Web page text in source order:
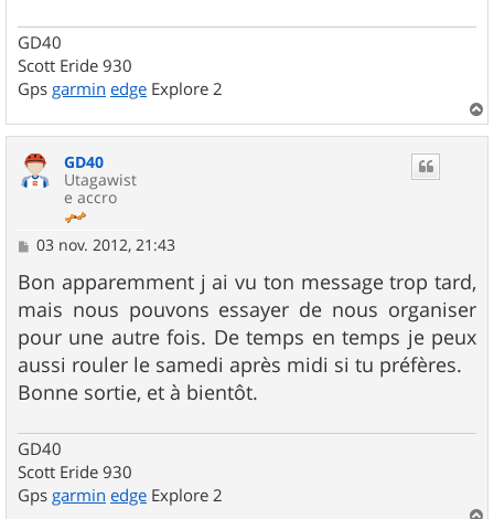
GD40
Scott Eride 930
Gps garmin edge Explore 2
a
GD40
Utagawist
e accro
M
s
s
a
g
e
03 nov. 2012, 21:43
Bon apparemment j ai vu ton message trop tard,
mais nous pouvons essayer de nous organiser
pour une autre fois. De temps en temps je peux
aussi rouler le samedi après midi si tu préfères.
Bonne sortie, et à bientôt.
GD40
Scott Eride 930
Gps garmin edge Explore 2